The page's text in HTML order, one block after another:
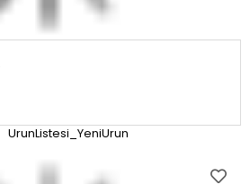
UrunListesi_YeniUrun